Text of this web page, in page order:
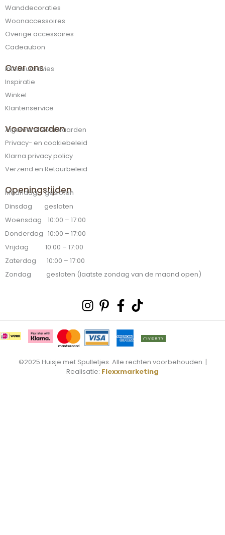
Wanddecoraties
Woonaccessoires
Overige accessoires
Cadeaubon
Over ons
Interieuradvies
Inspiratie
Winkel
Klantenservice
Voorwaarden
Algemene voorwaarden
Privacy- en cookiebeleid
Klarna privacy policy
Verzend en Retourbeleid
Openingstijden
Maandag gesloten
Dinsdag gesloten
Woensdag 10:00 – 17:00
Donderdag 10:00 – 17:00
Vrijdag 10:00 – 17:00
Zaterdag 10:00 – 17:00
Zondag gesloten (laatste zondag van de maand open)
Instagram
Pinterest-
p
Facebook-
f
Tiktok
©2025 Huisje met Spulletjes. Alle rechten voorbehouden. |
Realisatie: Flexxmarketing